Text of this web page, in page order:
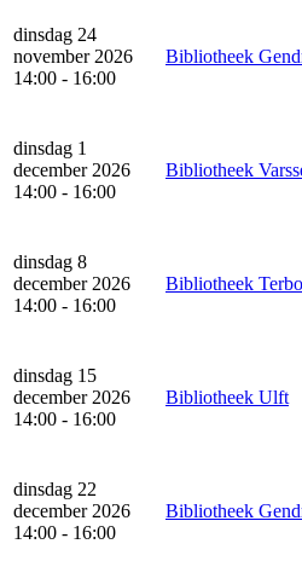
dinsdag 24
november 2026
14:00 - 16:00
Bibliotheek
dinsdag 1
december 2026
14:00 - 16:00
Bibliotheek
dinsdag 8
december 2026
14:00 - 16:00
Bibliotheek
dinsdag 15
december 2026
14:00 - 16:00
Bibliotheek Ulft
dinsdag 22
december 2026
14:00 - 16:00
Bibliotheek